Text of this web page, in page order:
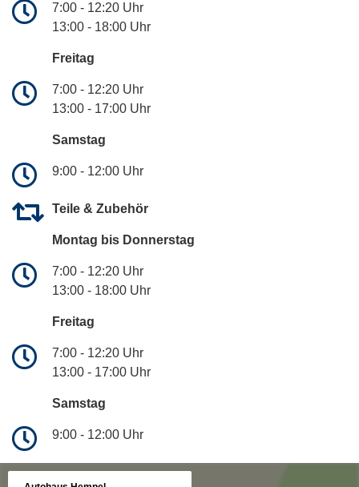
7:00 - 12:20 Uhr
13:00 - 18:00 Uhr
Freitag
7:00 - 12:20 Uhr
13:00 - 17:00 Uhr
Samstag
9:00 - 12:00 Uhr
Teile & Zubehör
Montag bis Donnerstag
7:00 - 12:20 Uhr
13:00 - 18:00 Uhr
Freitag
7:00 - 12:20 Uhr
13:00 - 17:00 Uhr
Samstag
9:00 - 12:00 Uhr